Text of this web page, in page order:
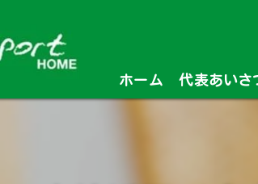
ホーム 代表あいさ